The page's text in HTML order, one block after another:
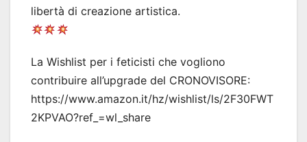
libertà di creazione artistica.
La Wishlist per i feticisti che vogliono
contribuire all’upgrade del CRONOVISORE:
https://www.amazon.it/hz/wishlist/ls/2F30FWT
2KPVAO?ref_=wl_share